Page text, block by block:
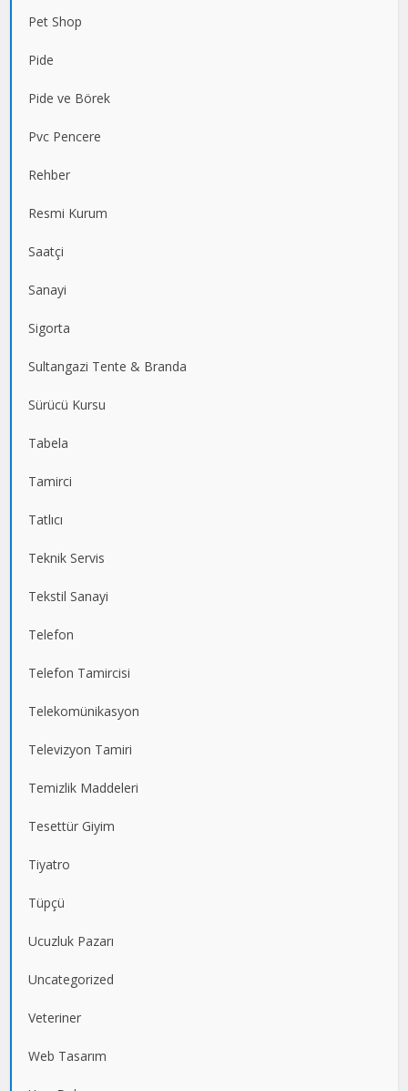
Pet Shop
Pide
Pide ve Börek
Pvc Pencere
Rehber
Resmi Kurum
Saatçi
Sanayi
Sigorta
Sultangazi Tente & Branda
Sürücü Kursu
Tabela
Tamirci
Tatlıcı
Teknik Servis
Tekstil Sanayi
Telefon
Telefon Tamircisi
Telekomünikasyon
Televizyon Tamiri
Temizlik Maddeleri
Tesettür Giyim
Tiyatro
Tüpçü
Ucuzluk Pazarı
Uncategorized
Veteriner
Web Tasarım